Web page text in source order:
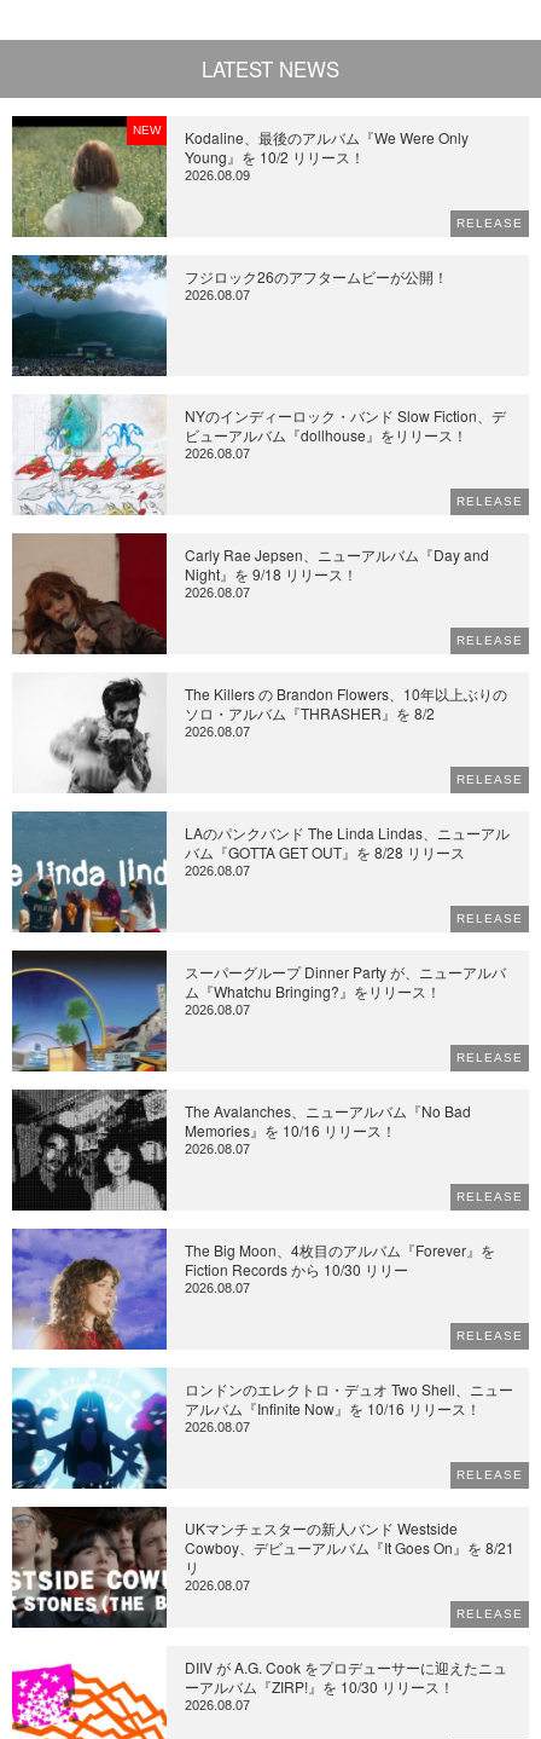
LATEST NEWS
NEW
Kodaline、最後のアルバム『We Were Only
Young』を 10/2 リリース！
2026.08.09
RELEASE
フジロック26のアフタームビーが公開！
2026.08.07
NYのインディーロック・バンド Slow Fiction、デ
ビューアルバム『dollhouse』をリリース！
2026.08.07
RELEASE
Carly Rae Jepsen、ニューアルバム『Day and
Night』を 9/18 リリース！
2026.08.07
RELEASE
The Killers の Brandon Flowers、10年以上ぶりの
ソロ・アルバム『THRASHER』を 8/2
2026.08.07
RELEASE
LAのパンクバンド The Linda Lindas、ニューアル
バム『GOTTA GET OUT』を 8/28 リリース
2026.08.07
RELEASE
スーパーグループ Dinner Party が、ニューアルバ
ム『Whatchu Bringing?』をリリース！
2026.08.07
RELEASE
The Avalanches、ニューアルバム『No Bad
Memories』を 10/16 リリース！
2026.08.07
RELEASE
The Big Moon、4枚目のアルバム『Forever』を
Fiction Records から 10/30 リリー
2026.08.07
RELEASE
ロンドンのエレクトロ・デュオ Two Shell、ニュー
アルバム『Infinite Now』を 10/16 リリース！
2026.08.07
RELEASE
UKマンチェスターの新人バンド Westside
Cowboy、デビューアルバム『It Goes On』を 8/21
リ
2026.08.07
RELEASE
DIIV が A.G. Cook をプロデューサーに迎えたニュ
ーアルバム『ZIRP!』を 10/30 リリース！
2026.08.07